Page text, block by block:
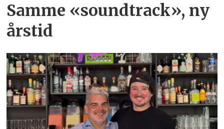
Samme «soundtrack», ny
årstid